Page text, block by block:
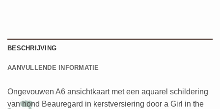
BESCHRIJVING
AANVULLENDE INFORMATIE
Ongevouwen A6 ansichtkaart met een aquarel schildering
van hond Beauregard in kerstversiering door a Girl in the